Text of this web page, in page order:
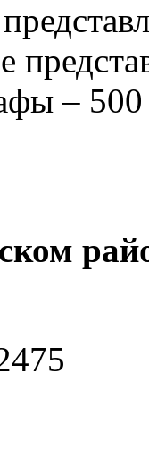
– 500